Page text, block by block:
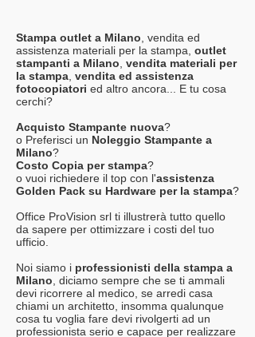
Stampa outlet a Milano , vendita ed
assistenza materiali per la stampa, outlet
stampanti a Milano vendita materiali per
la stampa vendita ed assistenza
fotocopiatori ed altro ancora... E tu cosa
cerchi?
Acquisto Stampante nuova?
o Preferisci un Noleggio Stampante a
Milano?
Costo Copia per stampa?
o vuoi richiedere il top con l'assistenza
Golden Pack su Hardware per la stampa?
Office ProVision srl ti illustrerà tutto quello
da sapere per ottimizzare i costi del tuo
ufficio.
Noi siamo i professionisti della stampa a
Milano , diciamo sempre che se ti ammali
devi ricorrere al medico, se arredi casa
chiami un architetto, insomma qualunque
cosa tu voglia fare devi rivolgerti ad un
professionista serio e capace per realizzare